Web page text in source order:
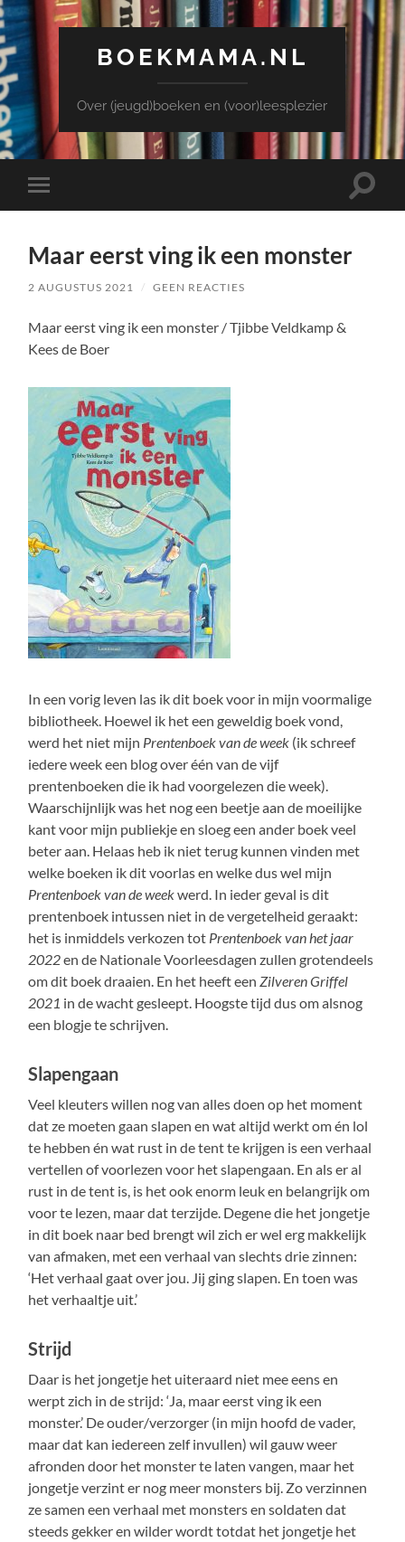
BOEKMAMA.NL
Over (jeugd)boeken en (voor)leesplezier
Toggle
mobiel
Toggle
Maar eerst ving ik een monster
2 AUGUSTUS 2021 / GEEN REACTIES
Maar eerst ving ik een monster / Tjibbe Veldkamp &
Kees de Boer
In een vorig leven las ik dit boek voor in mijn voormalige
bibliotheek. Hoewel ik het een geweldig boek vond,
werd het niet mijn Prentenboek van de week (ik schreef
iedere week een blog over één van de vijf
prentenboeken die ik had voorgelezen die week).
Waarschijnlijk was het nog een beetje aan de moeilijke
kant voor mijn publiekje en sloeg een ander boek veel
beter aan. Helaas heb ik niet terug kunnen vinden met
welke boeken ik dit voorlas en welke dus wel mijn
Prentenboek van de weekwerd. In ieder geval is dit
prentenboek intussen niet in de vergetelheid geraakt:
het is inmiddels verkozen tot Prentenboek van het jaar
2022en de Nationale Voorleesdagen zullen grotendeels
om dit boek draaien. En het heeft een Zilveren Griffel
2021 in de wacht gesleept. Hoogste tijd dus om alsnog
een blogje te schrijven.
Slapengaan
Veel kleuters willen nog van alles doen op het moment
dat ze moeten gaan slapen en wat altijd werkt om én lol
te hebben én wat rust in de tent te krijgen is een verhaal
vertellen of voorlezen voor het slapengaan. En als er al
rust in de tent is, is het ook enorm leuk en belangrijk om
voor te lezen, maar dat terzijde. Degene die het jongetje
in dit boek naar bed brengt wil zich er wel erg makkelijk
van afmaken, met een verhaal van slechts drie zinnen:
‘Het verhaal gaat over jou. Jij ging slapen. En toen was
het verhaaltje uit.’
Strijd
Daar is het jongetje het uiteraard niet mee eens en
werpt zich in de strijd: ‘Ja, maar eerst ving ik een
monster.’ De ouder/verzorger (in mijn hoofd de vader,
maar dat kan iedereen zelf invullen) wil gauw weer
afronden door het monster te laten vangen, maar het
jongetje verzint er nog meer monsters bij. Zo verzinnen
ze samen een verhaal met monsters en soldaten dat
steeds gekker en wilder wordt totdat het jongetje het